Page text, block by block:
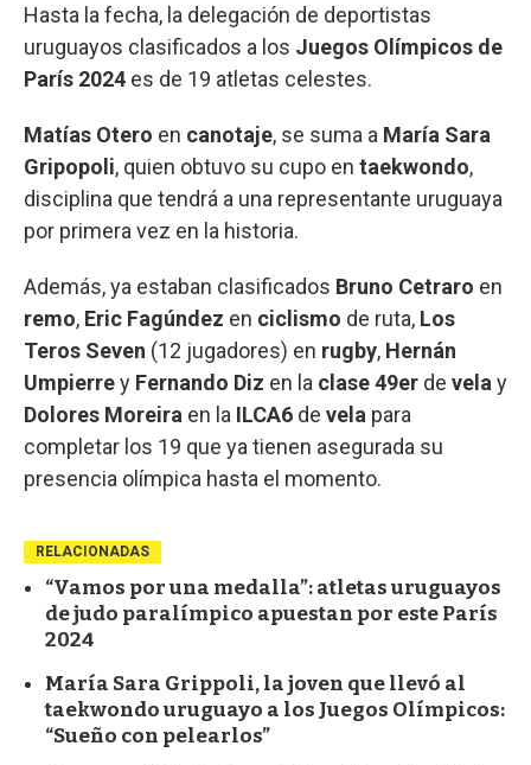
Hasta la fecha, la delegación de deportistas
uruguayos clasificados a los Juegos Olímpicos de
París 2024 es de 19 atletas celestes.
Matías Otero en canotaje, se suma a María Sara
Gripopoli, quien obtuvo su cupo en taekwondo,
disciplina que tendrá a una representante uruguaya
por primera vez en la historia.
Además, ya estaban clasificados Bruno Cetraro en
remo, Eric Fagúndez en ciclismo de ruta, Los
Teros Seven (12 jugadores) en rugby, Hernán
Umpierrey Fernando Diz en la clase 49er de vela y
Dolores Moreira en la ILCA6 de vela para
completar los 19 que ya tienen asegurada su
presencia olímpica hasta el momento.
RELACIONADAS
“Vamos por una medalla”: atletas uruguayos
de judo paralímpico apuestan por este París
2024
María Sara Grippoli, la joven que llevó al
taekwondo uruguayo a los Juegos Olímpicos:
“Sueño con pelearlos”